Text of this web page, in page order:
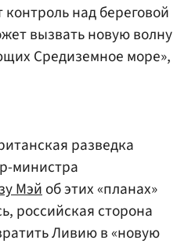
над береговой
вызвать новую волну
Средиземное море»,
разведка
министра
Мэйоб этих «планах»
российская сторона
Ливию в «новую